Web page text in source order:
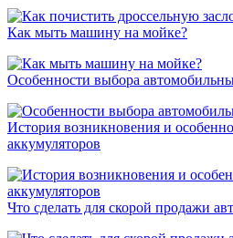
Как мыть машину на мойке?
Особенности выбора
История возникновения и
аккумуляторов
Что сделать для скорой продажи